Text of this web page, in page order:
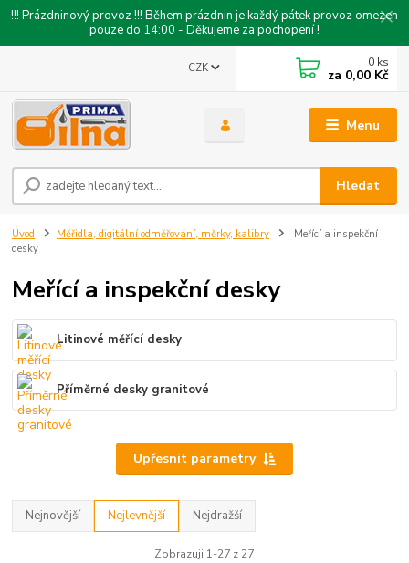
!!! Prázdninový provoz !!! Během prázdnin je každý pátek provoz omezen
pouze do 14:00 - Děkujeme za pochopení !
Menu
CZK
Hledat
0 ks
za 0,00 Kč
Úvod Měřidla, digitální odměřování, měrky, kalibry
Meřící a inspekční
desky
Meřící a inspekční desky
Litinové měřící desky
Příměrné desky granitové
Upřesnit parametry
Nejnovější Nejlevnější Nejdražší
Zobrazuji 1-27 z 27